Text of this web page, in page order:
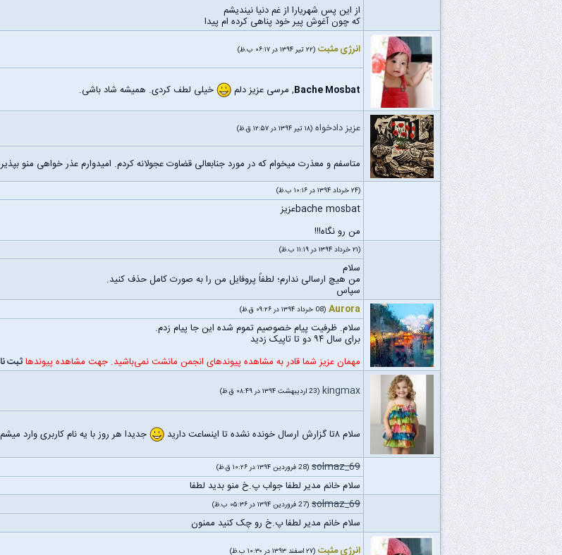
از این پس شهریارا از غم دنیا نیندیشم
که چون آغوش پیر خود پناهی کرده ام پیدا
انرژی مثبت (۲۲ تیر ۱۳۹۴ در ۰۶:۱۷ ب.ظ)
Bache Mosbat, مرسی عزیز دلم خیلی لطف کردی. همیشه شاد باشی.
عزیز دادخواه (۱۸ تیر ۱۳۹۴ در ۱۲:۵۷ ق.ظ)
متاسفم و معذرت میخوام که در مورد جنابعالی قضاوت عجولانه کردم. امیدوارم عذر خواهی منو
(۲۴ خرداد ۱۳۹۴ در ۱۰:۱۶ ب.ظ)
bache mosbatعزیز
من رو نگاه!!!
(۲۱ خرداد ۱۳۹۴ در ۱۱:۱۹ ب.ظ)
سلام
من هیچ ارسالی ندارم؛ لطفاً پروفایل من را به صورت کامل حذف کنید.
سپاس
Aurora (08 خرداد ۱۳۹۴ در ۰۹:۲۶ ق.ظ)
سلام. ظرفیت پیام خصوصیم تموم شده این جا پیام زدم.
برای سال ۹۴ دو تا تاپیک زدید
مهمان عزیز شما قادر به مشاهده پیوندهای انجمن مانشت نمی‌باشید. جهت مشاهده پیوندهاثبت
kingmax (23 اردیبهشت ۱۳۹۴ در ۰۸:۴۹ ق.ظ)
سلام ۸تا گزارش ارسال خونده نشده تا اینساعت دارید جدیدا هر روز با یه نام کاربری وارد
solmaz_69 (28 فروردین ۱۳۹۴ در ۱۰:۲۶ ق.ظ)
سلام خانم مدیر لطفا جواب پ.خ منو بدید لطفا
solmaz_69 (27 فروردین ۱۳۹۴ در ۰۵:۳۶ ب.ظ)
سلام خانم مدیر لطفا پ.خ رو چک کنید ممنون
انرژی مثبت (۲۷ اسفند ۱۳۹۳ در ۱۰:۳۰ ب.ظ)